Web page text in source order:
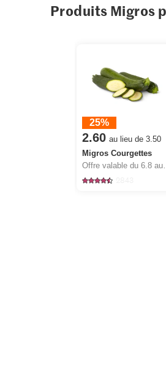
Produits Migros
25%
2.60 au lieu de 3.50
Migros Courgettes